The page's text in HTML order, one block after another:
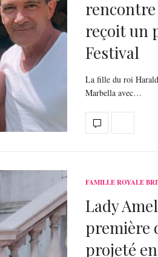
reçoit un
Festival
La fille du roi Harald
Marbella avec…
FAMILLE ROYALE
Lady
première
projeté